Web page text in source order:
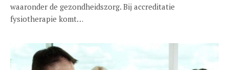
waaronder de gezondheidszorg. Bij accreditatie
fysiotherapie komt…